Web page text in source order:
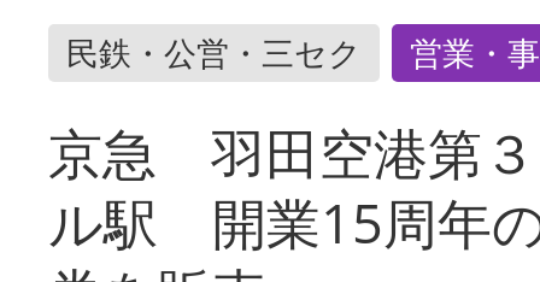
民鉄・公営・三セク 営業・
京急 羽田空港第
ル駅 開業15周年